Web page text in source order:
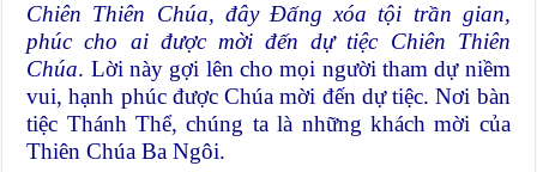
Chiên Thiên Chúa, đây Đấng xóa tội trần gian,
phúc cho ai được mời đến dự tiệc Chiên Thiên
Chúa. Lời này gợi lên cho mọi người tham dự niềm
vui, hạnh phúc được Chúa mời đến dự tiệc. Nơi bàn
tiệc Thánh Thể, chúng ta là những khách mời của
Thiên Chúa Ba Ngôi.